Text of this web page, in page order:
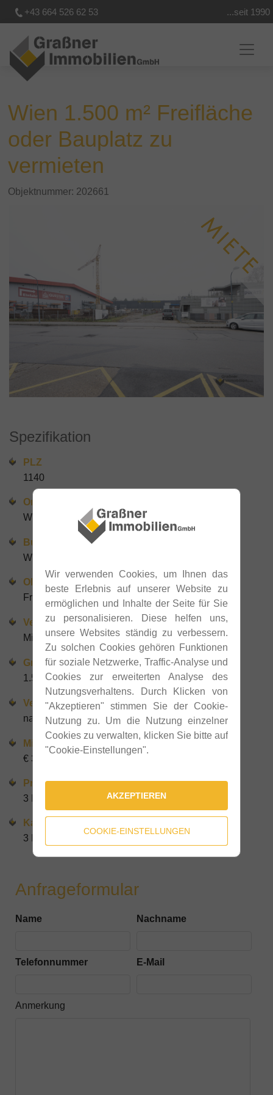
+43 664 526 62 53 ...seit 1990
Wien 1.500 m² Freifläche
oder Bauplatz zu
vermieten
Objektnummer: 202661
Spezifikation
PLZ
1140
Ort
Wien
Bundesland
Wien
Objektart
Freifläche / Bauplatz
Vermarktung
Miete
Grundfläche
1.500 m²
Verfügbar ab
nach Vereinbarung
Miete
€ 3,00 / m² netto
Provision
3 Bruttomonatsmieten + 20 % Ust
Kaution
3 Bruttomonatsmieten
Anfrageformular
Name Nachname
Telefonnummer E-Mail
Anmerkung
Wir verwenden Cookies, um Ihnen das
beste Erlebnis auf unserer Website zu
ermöglichen und Inhalte der Seite für Sie
zu personalisieren. Diese helfen uns,
unsere Websites ständig zu verbessern.
Zu solchen Cookies gehören Funktionen
für soziale Netzwerke, Traffic-Analyse und
Cookies zur erweiterten Analyse des
Nutzungsverhaltens. Durch Klicken von
"Akzeptieren" stimmen Sie der Cookie-
Nutzung zu. Um die Nutzung einzelner
Cookies zu verwalten, klicken Sie bitte auf
"Cookie-Einstellungen".
AKZEPTIEREN
COOKIE-EINSTELLUNGEN